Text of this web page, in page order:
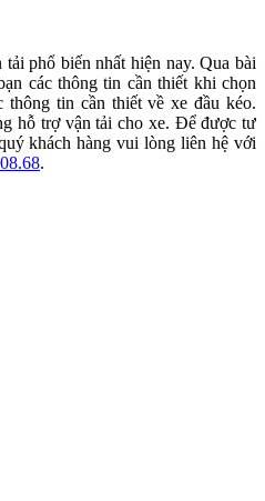
phổ biến nhất hiện nay. Qua bài
các thông tin cần thiết khi chọn
thông tin cần thiết về xe đầu kéo.
hỗ trợ vận tải cho xe. Để được tư
khách hàng vui lòng liên hệ với
.